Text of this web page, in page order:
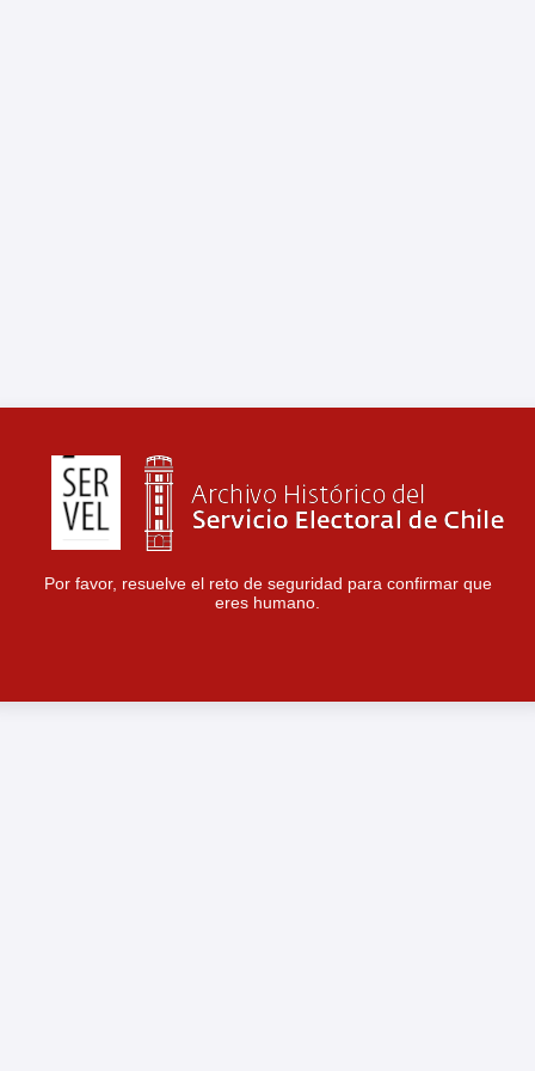
Por favor, resuelve el reto de seguridad para confirmar que
eres humano.